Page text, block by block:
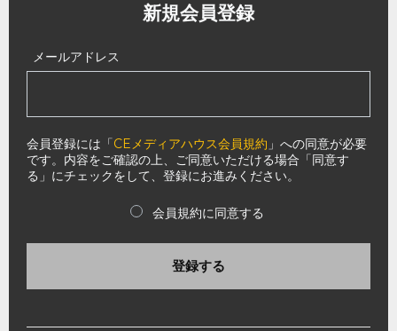
新規会員登録
メールアドレス
会員登録には「CEメディアハウス会員規約 」への同意が必要
です。内容をご確認の上、ご同意いただける場合「同意す
る」にチェックをして、登録にお進みください。
会員規約に同意する
登録する